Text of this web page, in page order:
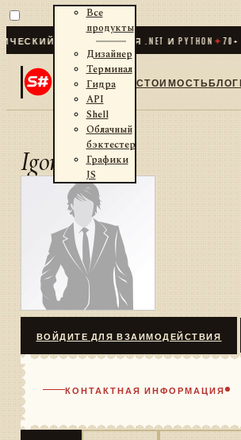
ТРЕЙДИНГ ДЛЯ .NET И PYTHON✦ 70+
Все
продукты
Дизайнер
Терминал
Гидра
API
Shell
Облачный
бэктестер
Графики
JS
СТОИМОСТЬБЛОГ
IgorShk
ВОЙДИТЕ ДЛЯ ВЗАИМОДЕЙСТВИЯ
КОНТАКТНАЯ ИНФОРМАЦИЯ